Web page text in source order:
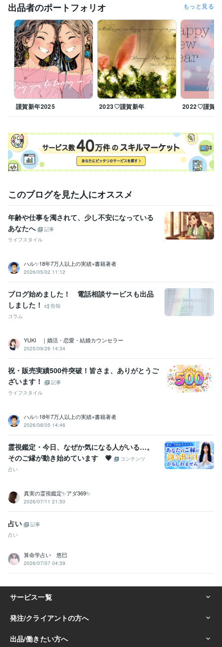
出品者のポートフォリオ もっと見る
謹賀新年2025 2023♡謹賀新年 2022♡謹賀
このブログを見た人にオススメ
年齢や仕事を濁されて、少し不安になっている
あなたへ
記事
ライフスタイル
ハル✨18年7万人以上の実績×書籍著者
2026/05/02 11:12
ブログ始めました！ 電話相談サービスも出品
しました！
告知
コラム
YUKI ｜婚活・恋愛・結婚カウンセラー
2025/09/26 14:34
祝・販売実績500件突破！皆さま、ありがとうご
ざいます！
記事
ライフスタイル
ハル✨18年7万人以上の実績×書籍著者
2026/08/05 14:46
霊視鑑定・今日、なぜか気になる人がいる…。
そのご縁が動き始めています 💗
コンテンツ
占い
真実の霊視鑑定✨アダ369✨
2026/07/11 21:50
占い
記事
占い
算命学占い 悠巳
2026/07/07 04:39